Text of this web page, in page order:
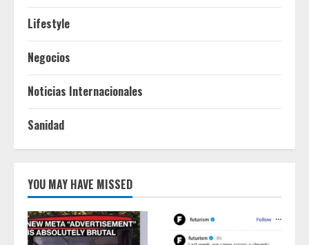
Lifestyle
Negocios
Noticias Internacionales
Sanidad
YOU MAY HAVE MISSED